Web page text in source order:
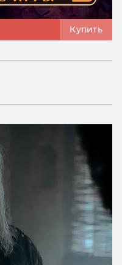
Купить